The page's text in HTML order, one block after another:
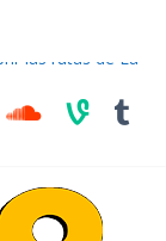
las rutas de La
a la hora de
varios días sin